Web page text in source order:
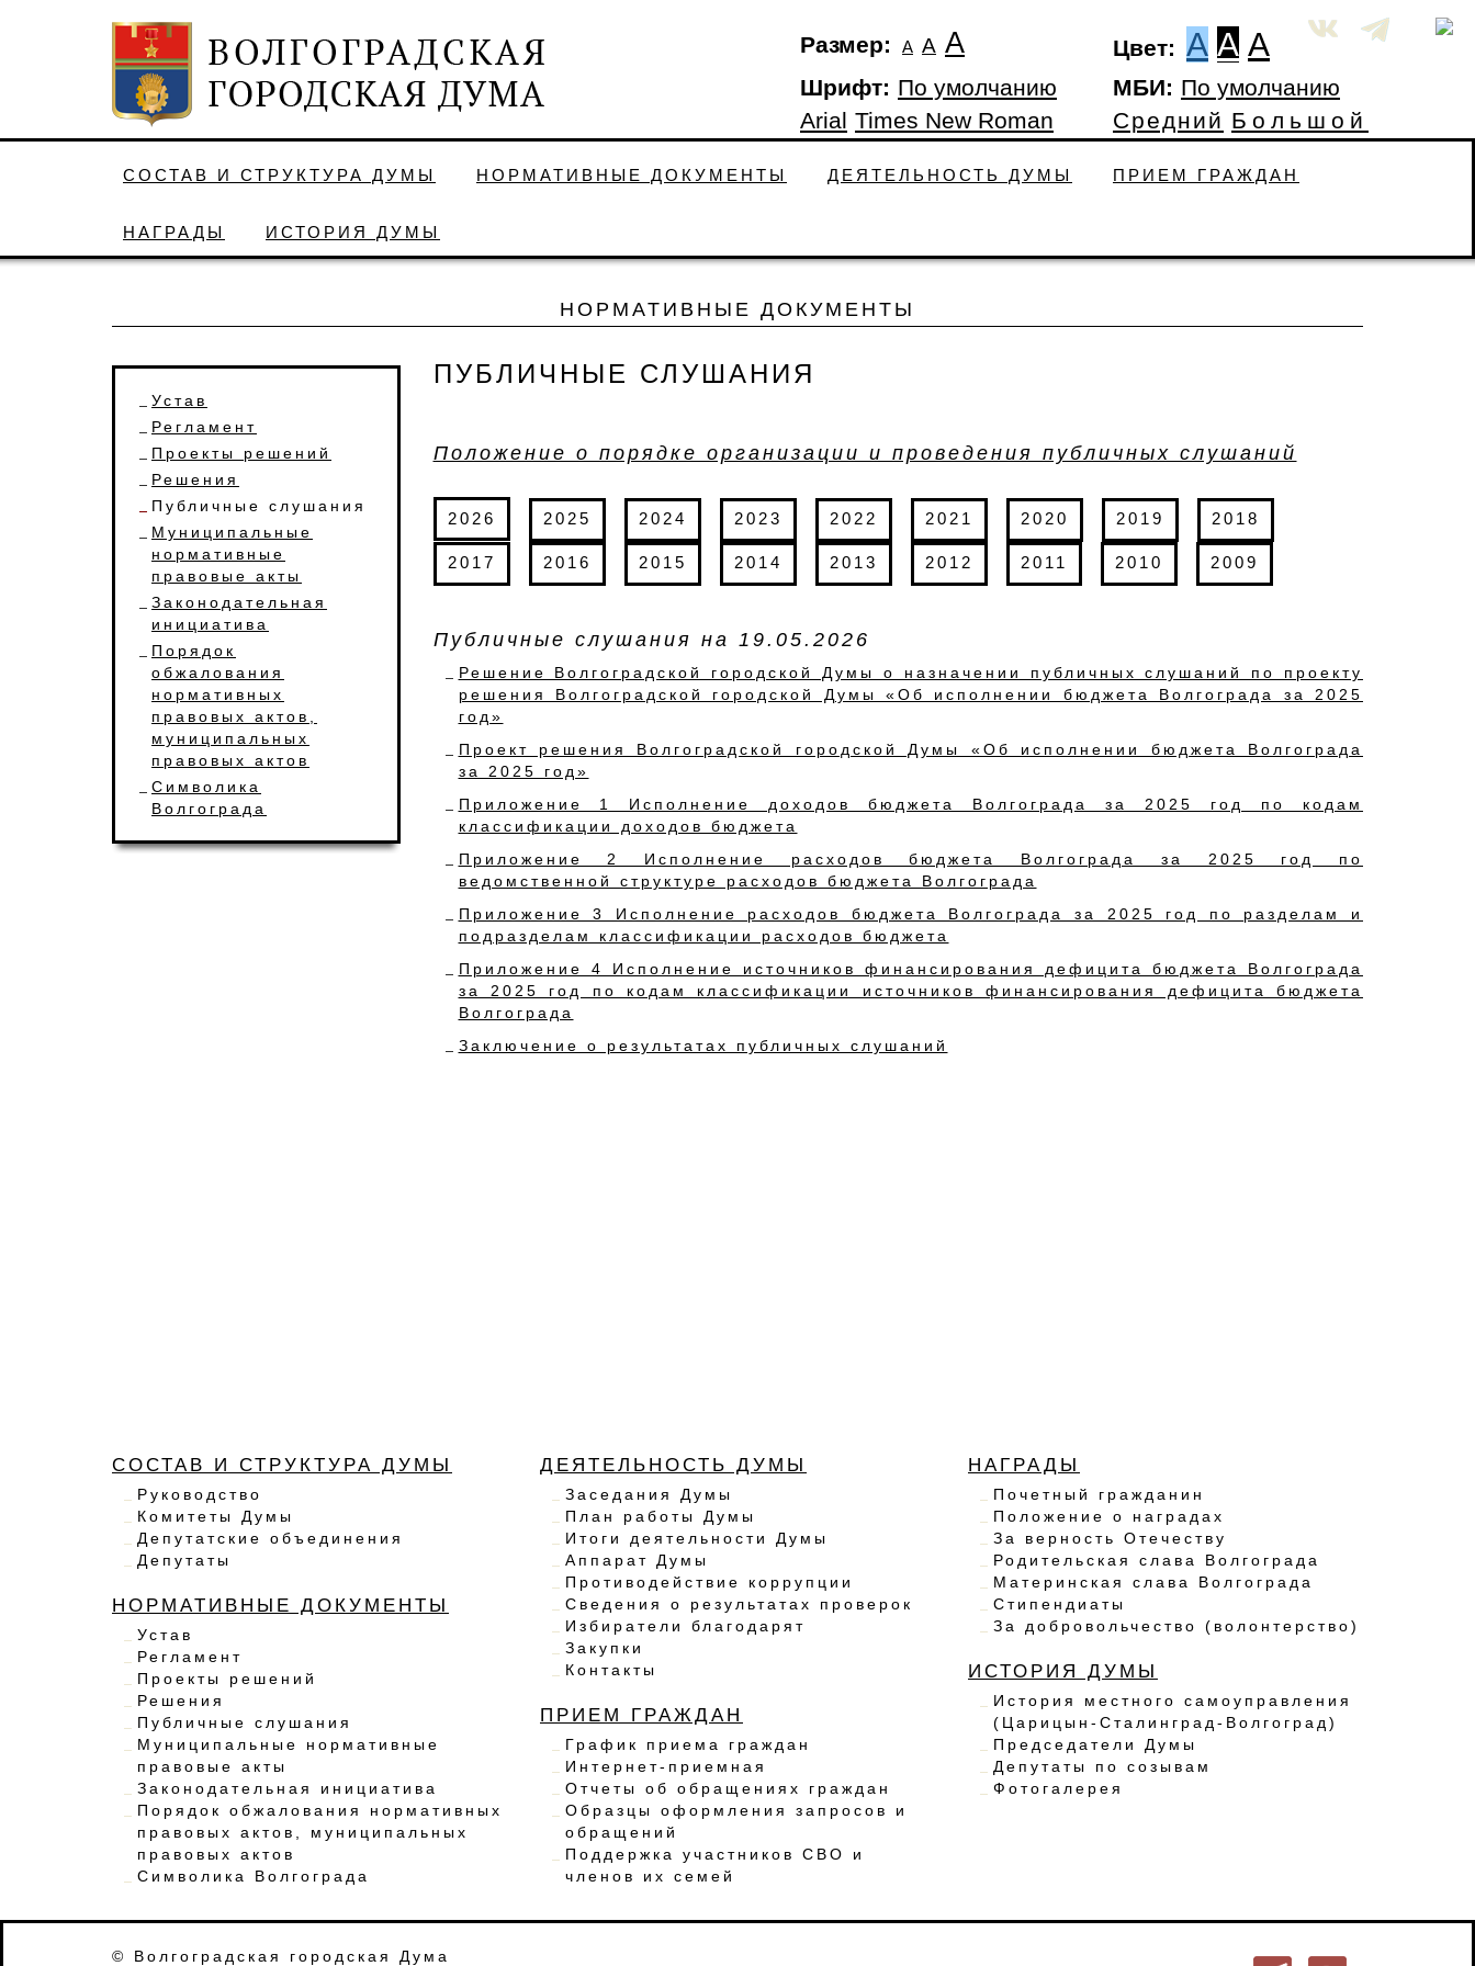
Размер: А А А Цвет: A A A
Шрифт: По умолчанию
Arial Times New Roman
МБИ: По умолчанию
Средний Большой
СОСТАВ И СТРУКТУРА ДУМЫ НОРМАТИВНЫЕ ДОКУМЕНТЫ ДЕЯТЕЛЬНОСТЬ ДУМЫ ПРИЕМ ГРАЖДАН
НАГРАДЫ ИСТОРИЯ ДУМЫ
НОРМАТИВНЫЕ ДОКУМЕНТЫ
Устав
Регламент
Проекты решений
Решения
Публичные слушания
Муниципальные
нормативные
правовые акты
Законодательная
инициатива
Порядок
обжалования
нормативных
правовых актов,
муниципальных
правовых актов
Символика
Волгограда
ПУБЛИЧНЫЕ СЛУШАНИЯ
Положение о порядке организации и проведения публичных слушаний
2026 2025 2024 2023 2022 2021 2020 2019 2018
2017 2016 2015 2014 2013 2012 2011 2010 2009
Публичные слушания на 19.05.2026
Решение Волгоградской городской Думы о назначении публичных слушаний по проекту
решения Волгоградской городской Думы «Об исполнении бюджета Волгограда за 2025
год»
Проект решения Волгоградской городской Думы «Об исполнении бюджета Волгограда
за 2025 год»
Приложение 1 Исполнение доходов бюджета Волгограда за 2025 год по кодам
классификации доходов бюджета
Приложение 2 Исполнение расходов бюджета Волгограда за 2025 год по
ведомственной структуре расходов бюджета Волгограда
Приложение 3 Исполнение расходов бюджета Волгограда за 2025 год по разделам и
подразделам классификации расходов бюджета
Приложение 4 Исполнение источников финансирования дефицита бюджета Волгограда
за 2025 год по кодам классификации источников финансирования дефицита бюджета
Волгограда
Заключение о результатах публичных слушаний
СОСТАВ И СТРУКТУРА ДУМЫ
Руководство
Комитеты Думы
Депутатские объединения
Депутаты
НОРМАТИВНЫЕ ДОКУМЕНТЫ
Устав
Регламент
Проекты решений
Решения
Публичные слушания
Муниципальные нормативные
правовые акты
Законодательная инициатива
Порядок обжалования нормативных
правовых актов, муниципальных
правовых актов
Символика Волгограда
ДЕЯТЕЛЬНОСТЬ ДУМЫ
Заседания Думы
План работы Думы
Итоги деятельности Думы
Аппарат Думы
Противодействие коррупции
Сведения о результатах проверок
Избиратели благодарят
Закупки
Контакты
ПРИЕМ ГРАЖДАН
График приема граждан
Интернет-приемная
Отчеты об обращениях граждан
Образцы оформления запросов и
обращений
Поддержка участников СВО и
членов их семей
НАГРАДЫ
Почетный гражданин
Положение о наградах
За верность Отечеству
Родительская слава Волгограда
Материнская слава Волгограда
Стипендиаты
За добровольчество (волонтерство)
ИСТОРИЯ ДУМЫ
История местного самоуправления
(Царицын-Сталинград-Волгоград)
Председатели Думы
Депутаты по созывам
Фотогалерея
© Волгоградская городская Дума